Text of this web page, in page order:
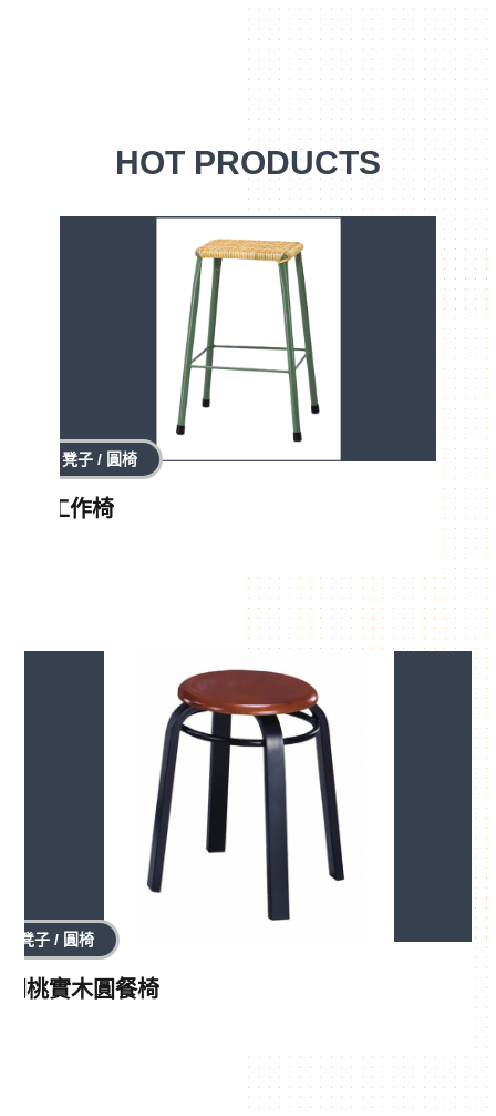
HOT PRODUCTS
凳子 / 圓椅
工作椅
凳子 / 圓椅
胡桃實木圓餐椅